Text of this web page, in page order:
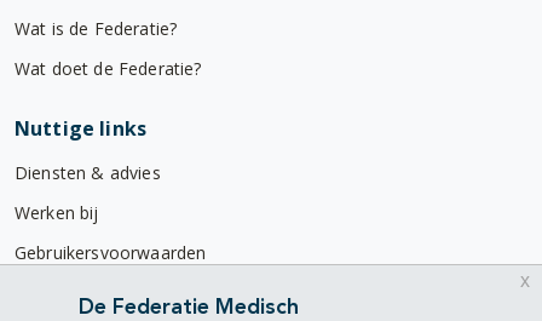
Wat is de Federatie?
Wat doet de Federatie?
Nuttige links
Diensten & advies
Werken bij
Gebruikersvoorwaarden
Privacyverklaring
De Federatie Medisch
x